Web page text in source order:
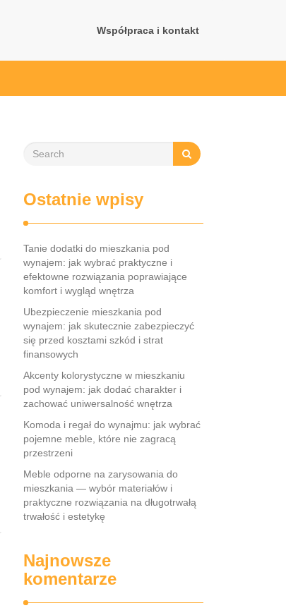
Współpraca i kontakt
Ostatnie wpisy
Tanie dodatki do mieszkania pod
wynajem: jak wybrać praktyczne i
efektowne rozwiązania poprawiające
komfort i wygląd wnętrza
Ubezpieczenie mieszkania pod
wynajem: jak skutecznie zabezpieczyć
się przed kosztami szkód i strat
finansowych
Akcenty kolorystyczne w mieszkaniu
pod wynajem: jak dodać charakter i
zachować uniwersalność wnętrza
Komoda i regał do wynajmu: jak wybrać
pojemne meble, które nie zagracą
przestrzeni
Meble odporne na zarysowania do
mieszkania — wybór materiałów i
praktyczne rozwiązania na długotrwałą
trwałość i estetykę
Najnowsze
komentarze